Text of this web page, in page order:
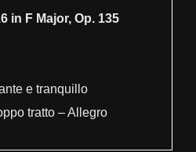
in F Major, Op. 135
e tranquillo
tratto – Allegro